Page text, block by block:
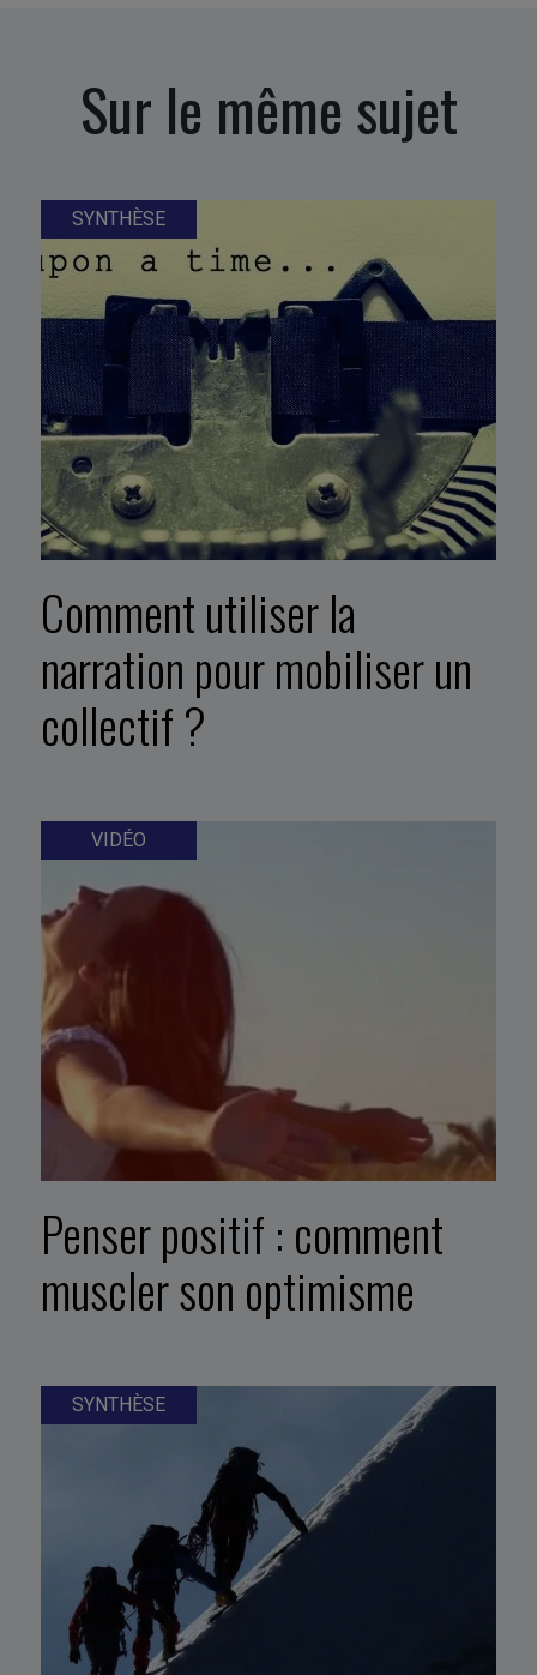
Sur le même sujet
SYNTHÈSE
Comment utiliser la
narration pour mobiliser un
collectif ?
VIDÉO
Penser positif : comment
muscler son optimisme
SYNTHÈSE